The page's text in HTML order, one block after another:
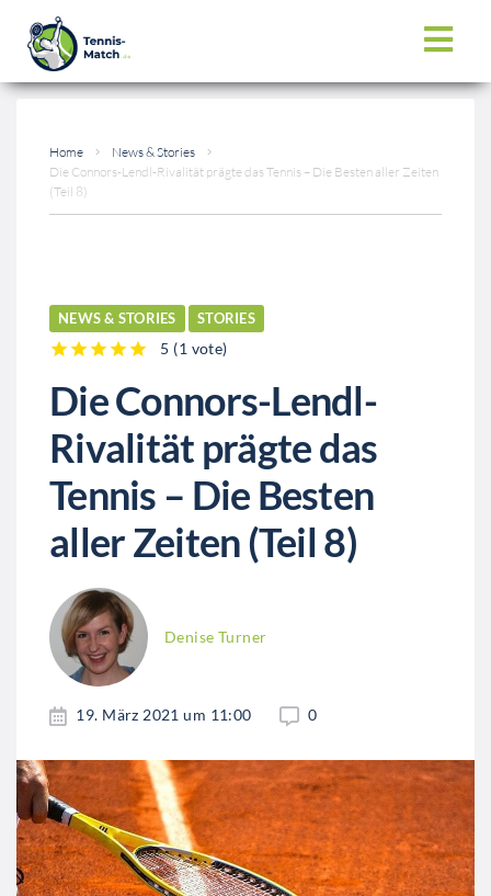
Home
News & Stories
Die Connors-Lendl-Rivalität prägte das Tennis – Die Besten aller Zeiten
(Teil 8)
NEWS & STORIES STORIES
5 (1 vote)
Die Connors-Lendl-
Rivalität prägte das
Tennis – Die Besten
aller Zeiten (Teil 8)
Denise Turner
19. März 2021 um 11:00 0